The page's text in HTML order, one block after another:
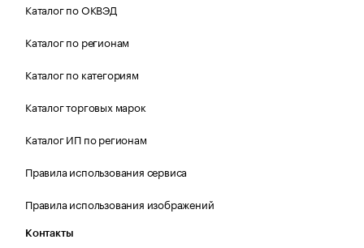
Каталог по ОКВЭД
Каталог по регионам
Каталог по категориям
Каталог торговых марок
Каталог ИП по регионам
Правила использования сервиса
Правила использования изображений
Контакты